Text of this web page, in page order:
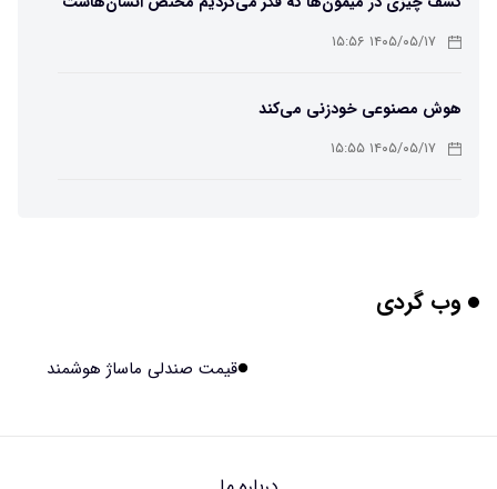
۱۴۰۵/۰۵/۱۷ ۱۵:۵۶
هوش مصنوعی خودزنی می‌کند
۱۴۰۵/۰۵/۱۷ ۱۵:۵۵
این زن پس از حمله صرع، قدرت عجیبی به دست آورده است
وب گردی
قیمت صندلی ماساژ هوشمند